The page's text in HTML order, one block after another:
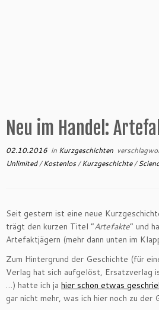
Neu im Handel:
02.10.2016 in Kurzgeschichten
Unlimited/Kostenlos/Kurzgeschichte/
Seit gestern ist eine neue
trägt den kurzen Titel “Artefakte” und
Artefaktjägern (mehr dann unten im
Zum Hintergrund der Geschichte (für
Verlag hat sich aufgelöst, Ersatzverlag
…) hatte ich ja hier schon etwas
gar nicht mehr, was ich hier noch zu der